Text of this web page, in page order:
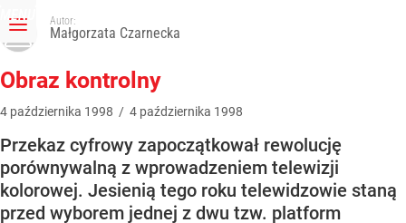
MENU Autor:
Małgorzata Czarnecka
Obraz kontrolny
4 października 1998 / 4 października 1998
Przekaz cyfrowy zapoczątkował rewolucję
porównywalną z wprowadzeniem telewizji
kolorowej. Jesienią tego roku telewidzowie staną
przed wyborem jednej z dwu tzw. platform